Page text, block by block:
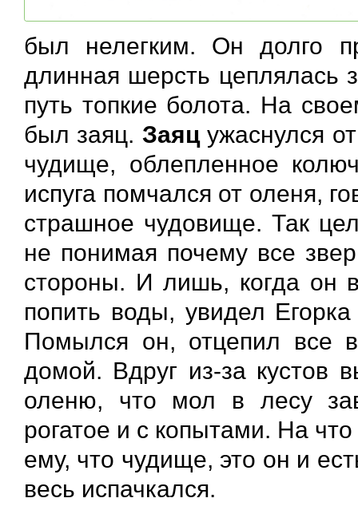
был нелегким. Он долго
длинная шерсть цеплялась
путь топкие болота. На
был заяц. Заяцужаснулся
чудище, облепленное
испуга помчался от оленя,
страшное чудовище. Так
не понимая почему все
стороны. И лишь, когда он
попить воды, увидел
Помылся он, отцепил все
домой. Вдруг из-за кустов
оленю, что мол в лесу
рогатое и с копытами. На
ему, что чудище, это он и
весь испачкался.